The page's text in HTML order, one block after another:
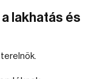
lakhatás és